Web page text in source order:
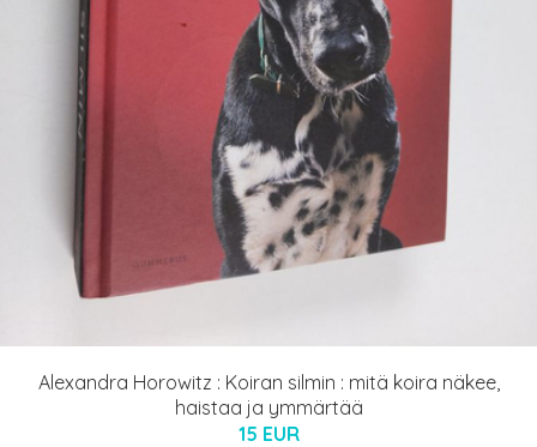
Alexandra Horowitz : Koiran silmin : mitä koira näkee,
haistaa ja ymmärtää
15 EUR